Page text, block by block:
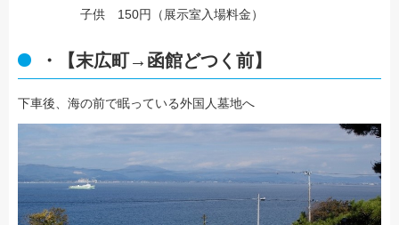
子供 150円（展示室入場料金）
・【末広町→函館どつく前】
下車後、海の前で眠っている外国人墓地へ